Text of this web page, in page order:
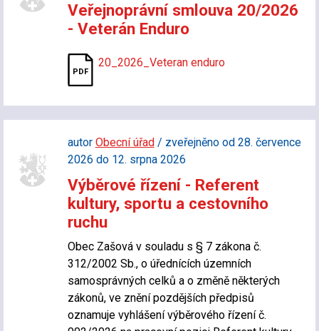
Veřejnoprávní smlouva 20/2026
- Veterán Enduro
20_2026_Veteran enduro
autor Obecní úřad/ zveřejněno od 28. července
2026 do 12. srpna 2026
Výběrové řízení - Referent
kultury, sportu a cestovního
ruchu
Obec Zašová v souladu s § 7 zákona č.
312/2002 Sb., o úřednících územních
samosprávných celků a o změně některých
zákonů, ve znění pozdějších předpisů
oznamuje vyhlášení výběrového řízení č.